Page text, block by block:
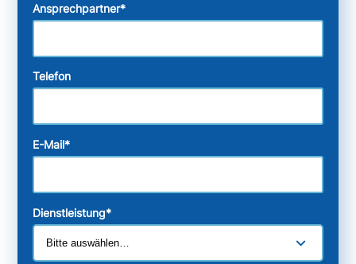
Ansprechpartner*
Telefon
E-Mail*
Dienstleistung*